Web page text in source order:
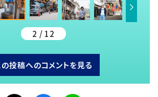
2 / 12
の投稿へのコメントを見る